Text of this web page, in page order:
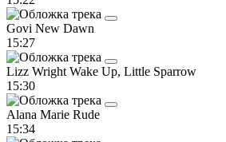
Govi New Dawn
15:27
Lizz Wright Wake Up, Little Sparrow
15:30
Alana Marie Rude
15:34